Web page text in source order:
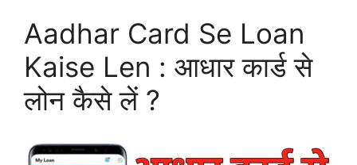
Aadhar Card Se Loan
Kaise Len : आधार कार्ड से
लोन कैसे लें ?